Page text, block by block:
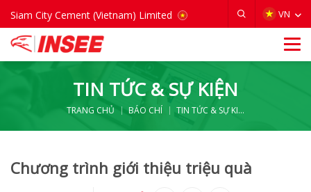
Siam City Cement (Vietnam) Limited VN
TIN TỨC & SỰ KIỆN
TRANG CHỦ BÁO CHÍ TIN TỨC & SỰ KIỆN
Chương trình giới thiệu triệu quà